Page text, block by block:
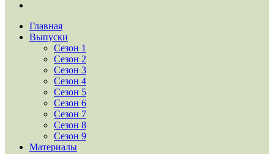
Главная
Выпуски
Сезон 1
Сезон 2
Сезон 3
Сезон 4
Сезон 5
Сезон 6
Сезон 7
Сезон 8
Сезон 9
Материалы